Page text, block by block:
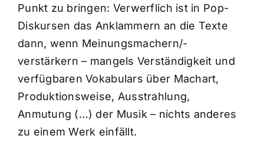
Punkt zu bringen: Verwerflich ist in Pop-
Diskursen das Anklammern an die Texte
dann, wenn Meinungsmachern/-
verstärkern – mangels Verständigkeit und
verfügbaren Vokabulars über Machart,
Produktionsweise, Ausstrahlung,
Anmutung (…) der Musik – nichts anderes
zu einem Werk einfällt.